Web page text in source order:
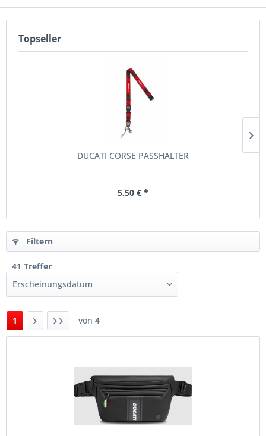
Topseller
DUCATI CORSE PASSHALTER
5,50 € *
Filtern
41 Treffer
1 von 4